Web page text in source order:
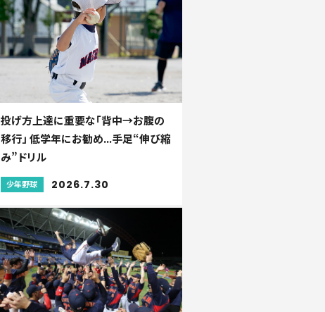
投げ方上達に重要な「背中→お腹の
移行」 低学年にお勧め...手足“伸び縮
み”ドリル
少年野球 2026.7.30